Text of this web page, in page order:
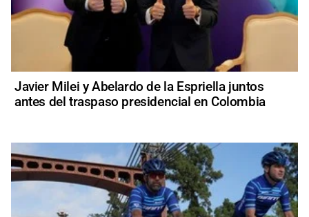
Javier Milei y Abelardo de la Espriella juntos
antes del traspaso presidencial en Colombia